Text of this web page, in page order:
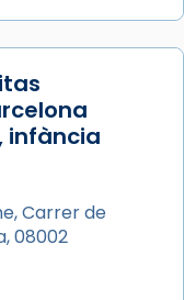
infància
Carrer de
08002